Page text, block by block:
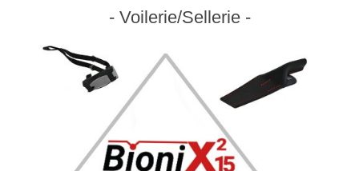
- Voilerie/Sellerie -